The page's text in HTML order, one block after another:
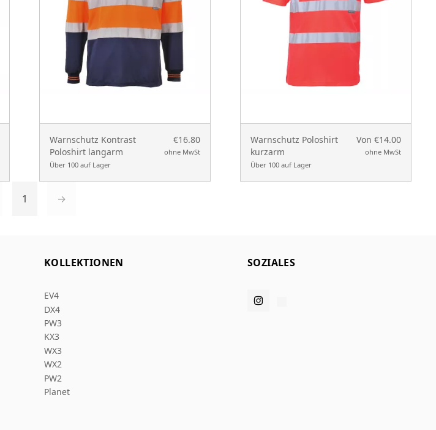
Warnschutz Kontrast
Poloshirt langarm
Über 100 auf Lager
€16.80
ohne MwSt
Warnschutz Poloshirt
kurzarm
Über 100 auf Lager
Von €14.00
ohne MwSt
1 →
KOLLEKTIONEN
EV4
DX4
PW3
KX3
WX3
WX2
PW2
Planet
SOZIALES